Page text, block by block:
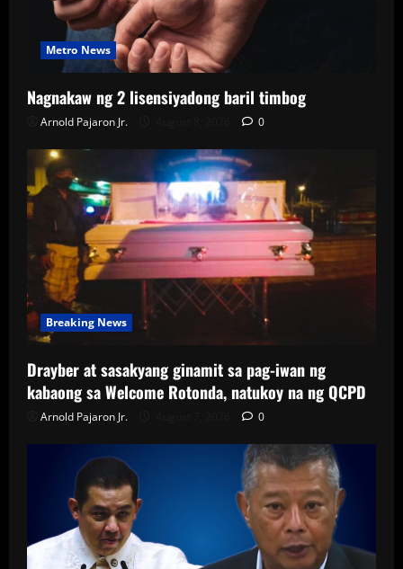
Metro News
Nagnakaw ng 2 lisensiyadong baril timbog
Arnold Pajaron Jr. 0
Breaking News
Drayber at sasakyang ginamit sa pag-iwan ng
kabaong sa Welcome Rotonda, natukoy na ng QCPD
Arnold Pajaron Jr. 0